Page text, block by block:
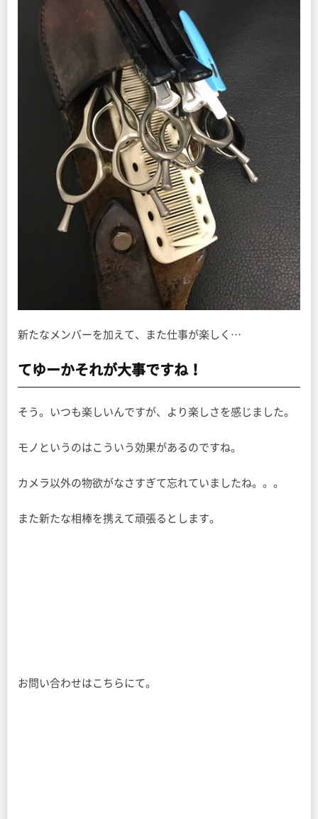
新たなメンバーを加えて、また仕事が楽しく…
てゆーかそれが大事ですね！
そう。いつも楽しいんですが、より楽しさを感じました。
モノというのはこういう効果があるのですね。
カメラ以外の物欲がなさすぎて忘れていましたね。。。
また新たな相棒を携えて頑張るとします。
お問い合わせはこちらにて。